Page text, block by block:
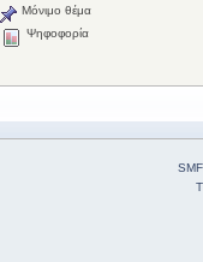
Μόνιμο θέμα
Ψηφοφορία